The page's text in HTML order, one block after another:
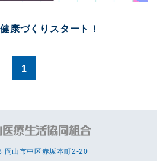
康づくりスタート！
1
岡⼭市中区赤坂本町2-20